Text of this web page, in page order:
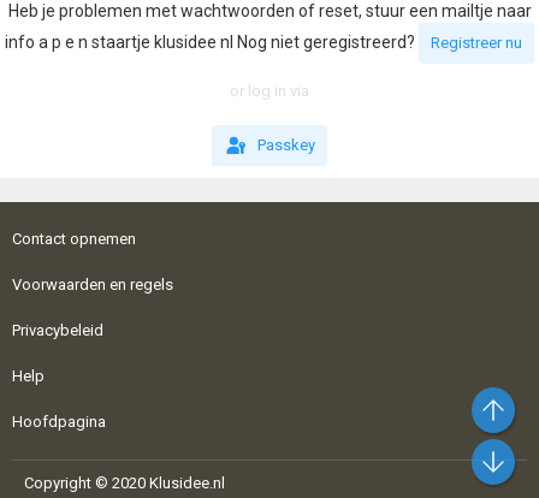
Heb je problemen met wachtwoorden of reset, stuur een mailtje naar
info a p e n staartje klusidee nl Nog niet geregistreerd?
Registreer nu
or log in via
Passkey
Contact opnemen
Voorwaarden en regels
Privacybeleid
Help
Hoofdpagina
Copyright © 2020 Klusidee.nl